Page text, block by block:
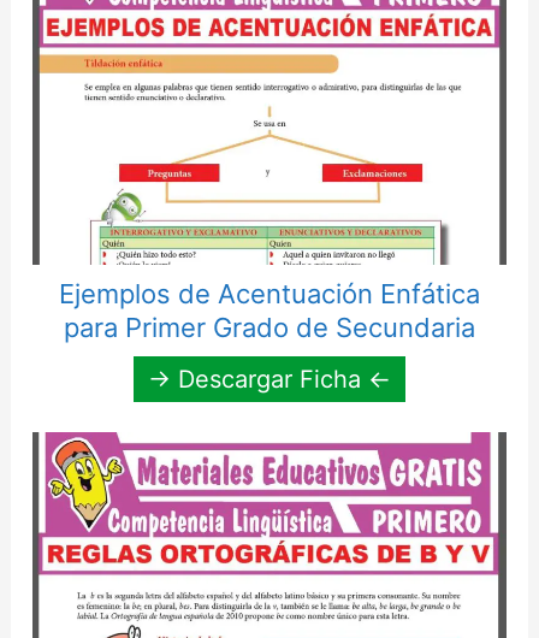
Ejemplos de Acentuación Enfática
para Primer Grado de Secundaria
→ Descargar Ficha ←